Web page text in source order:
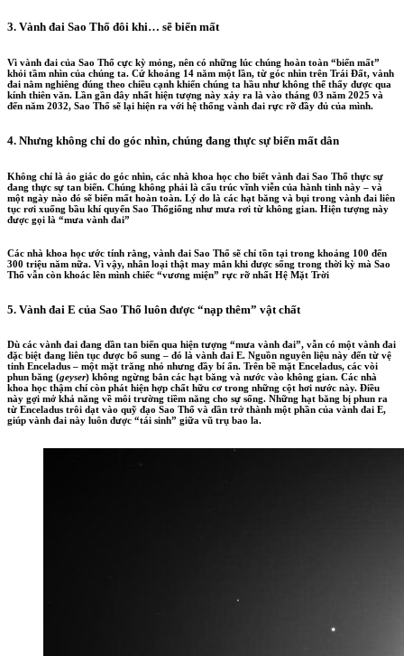
3. Vành đai Sao Thổ đôi khi… sẽ biến mất
Vì vành đai của Sao Thổ cực kỳ mỏng, nên có những lúc chúng hoàn toàn “biến mất”
khỏi tầm nhìn của chúng ta. Cứ khoảng 14 năm một lần, từ góc nhìn trên Trái Đất, vành
đai nằm nghiêng đúng theo chiều cạnh khiến chúng ta hầu như không thể thấy được qua
kính thiên văn. Lần gần đây nhất hiện tượng này xảy ra là vào tháng 03 năm 2025 và
đến năm 2032, Sao Thổ sẽ lại hiện ra với hệ thống vành đai rực rỡ đầy đủ của mình.
4. Nhưng không chỉ do góc nhìn, chúng đang thực sự biến mất dân
Không chỉ là ảo giác do góc nhìn, các nhà khoa học cho biết vành đai Sao Thổ thực sự
đang thực sự tan biến. Chúng không phải là cấu trúc vĩnh viễn của hành tinh này – và
một ngày nào đó sẽ biến mất hoàn toàn. Lý do là các hạt băng và bụi trong vành đai liên
tục rơi xuống bầu khí quyển Sao Thổgiống như mưa rơi từ không gian. Hiện tượng này
được gọi là “mưa vành đai”
Các nhà khoa học ước tính rằng, vành đai Sao Thổ sẽ chỉ tồn tại trong khoảng 100 đến
300 triệu năm nữa. Vì vậy, nhân loại thật may mắn khi được sống trong thời kỳ mà Sao
Thổ vẫn còn khoác lên mình chiếc “vương miện” rực rỡ nhất Hệ Mặt Trời
5. Vành đai E của Sao Thổ luôn được “nạp thêm” vật chất
Dù các vành đai đang dần tan biến qua hiện tượng “mưa vành đai”, vẫn có một vành đai
đặc biệt đang liên tục được bổ sung – đó là vành đai E. Nguồn nguyên liệu này đến từ vệ
tinh Enceladus – một mặt trăng nhỏ nhưng đầy bí ẩn. Trên bề mặt Enceladus, các vòi
phun băng (geyser) không ngừng bắn các hạt băng và nước vào không gian. Các nhà
khoa học thậm chí còn phát hiện hợp chất hữu cơ trong những cột hơi nước này. Điều
này gợi mở khả năng về môi trường tiềm năng cho sự sống. Những hạt băng bị phun ra
từ Enceladus trôi dạt vào quỹ đạo Sao Thổ và dần trở thành một phần của vành đai E,
giúp vành đai này luôn được “tái sinh” giữa vũ trụ bao la.